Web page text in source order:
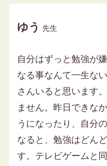
ゆう 先生
自分はずっと勉強が
なる事なんて一生な
さんいると思います
ません。昨日できな
うになったり、自分
なると、勉強はどん
す。テレビゲームと